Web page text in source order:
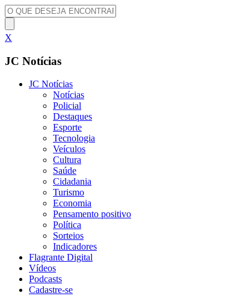
X
JC Notícias
JC Notícias
Notícias
Policial
Destaques
Esporte
Tecnologia
Veículos
Cultura
Saúde
Cidadania
Turismo
Economia
Pensamento positivo
Política
Sorteios
Indicadores
Flagrante Digital
Vídeos
Podcasts
Cadastre-se